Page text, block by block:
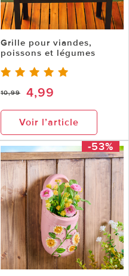
Grille pour viandes,
poissons et légumes
10,99 4,99
Voir l’article
-53%